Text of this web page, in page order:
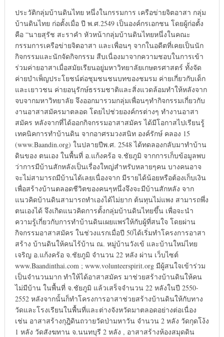
ประวัติกลุ่มบ้านดินไทย หนึ่งในกรรมการ เครือข่ายจิตอาสา กลุ่ม
บ้านดินไทย ก่อตั้งเมื่อ ปี พ.ศ.2549 เป็นองค์กรเอกชน โดยผู้ก่อตั้ง
คือ “นายสุรัช สะราคำ หัวหน้ากลุ่มบ้านดินไทยหนึ่งในคณะ
กรรมการเครือข่ายจิตอาสา และเพื่อนๆ จากในอดีตที่เคยเป็นนัก
กิจกรรมและนักจัดกิจกรรม สืบเนื่องมาจากความชอบในการเข้า
ร่วมค่ายอาสาเมื่อสมัยเรียนอยู่มหาวิทยาลัยเกษตรศาสตร์ ทั้งจัด
ค่ายบำเพ็ญประโยชน์ต่อชุมชนชนบทของชมรม ค่ายเกี่ยวกับเด็ก
และเยาวชน ค่ายอนุรักษ์ธรรมชาติและสิ่งแวดล้อมทำให้หลังจาก
จบจากมหาวิทยาลัย จึงออกมารวมกลุ่มเพื่อนๆทำกิจกรรมเกี่ยวกับ
งานอาสาสมัครมาตลอด โดยไปช่วยองค์กรต่างๆ ทำงานอาสา
สมัคร หลังจากที่ได้ออกกิจกรรมอาสาสมัคร ได้มีโอกาสไปเรียนรู้
เทคนิคการทำบ้านดิน จากอาศรมวงสนิท องค์รักษ์ คลอง 15
(www.Baandin.org) ในปลายปีพ.ศ. 2548 ได้ทดลองกลับมาทำบ้าน
ดินของ ตนเอง ในพื้นที่ อ.แก้งคร้อ จ.ชัยภูมิ จากการเก็บข้อมูลพบ
ว่าการมีบ้านสักหลังเป็นเรื่องใหญ่สำหรับหลายๆคน บางคนอาจ
จะไม่สามารถมีบ้านได้เลยเนื่องจาก มีรายได้น้อยหรือต้องเก็บเงิน
เพื่อสร้างบ้านตลอดชีวิตของคนๆหนึ่งจึงจะมีบ้านสักหลัง จาก
แนวคิดบ้านดินสามารถทำเองได้ไม่ยาก ต้นทุนไม่แพง สามารถพึ่ง
ตนเองได้ จึงเกิดแนวคิดการตั้งกลุ่มบ้านดินไทยขึ้น เพื่อจะนำ
ความรู้เกี่ยวกับการทำบ้านดินเผยแพร่ให้กับผู้ที่สนใจ โดยผ่าน
กิจกรรมอาสาสมัคร ในช่วงแรกเมื่อปี 50ได้เริ่มทำโครงการอาสา
สร้าง บ้านดินให้คนไร้บ้าน ณ. หมู่บ้านวังเข้ และบ้านใหม่ไทย
เจริญ อ.แก้งคร้อ จ.ชัยภูมิ จำนวน 22 หลัง ผ่าน เว็บไซต์
www.Baandinthai.com ; www.volunteerspirit.org มีผู้สนใจเข้าร่วม
เป็นจำนวนมาก ทำให้ได้อาสาสมัคร มาช่วยสร้างบ้านดินให้คน
ไม่มีบ้าน ในพื้นที่ จ.ชัยภูมิ แล้วเสร็จจำนวน 22 หลังในปี 2550-
2552 หลังจากนั้นก็ทำโครงการอาสาช่วยสร้างบ้านดินให้กับทาง
วัดและโรงเรียนในพื้นที่และต่างจังหวัดมาตลอดอย่างต่อเนื่อง
เช่น อาสาสร้างกุฎิดินถวายวัดป่ามหาวัน จำนวน 2 หลัง วัดกุดโง้ง
1 หลัง วัดสังฆทาน จ.นนทบุรี 2 หลัง , อาสาสร้างห้องสมุดดิน